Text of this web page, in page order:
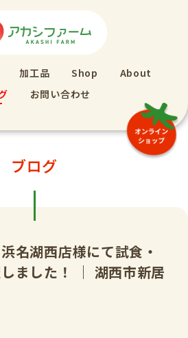
加工品 Shop
About
お問い合わせ
ブログ
名湖西店様にて試食・
ました！ ｜ 湖西市新居